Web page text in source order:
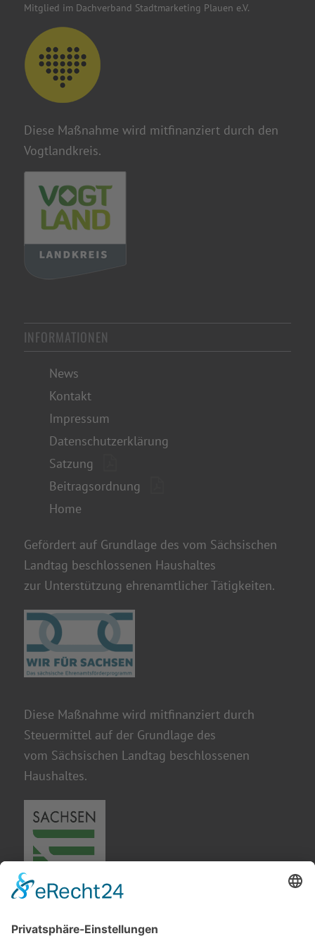
Mitglied im Dachverband Stadtmarketing Plauen e.V.
Diese Maßnahme wird mitfinanziert durch den
Vogtlandkreis.
INFORMATIONEN
News
Kontakt
Impressum
Datenschutzerklärung
Satzung
Beitragsordnung
Home
Gefördert auf Grundlage des vom Sächsischen
Landtag beschlossenen Haushaltes
zur Unterstützung ehrenamtlicher Tätigkeiten.
Diese Maßnahme wird mitfinanziert durch
Steuermittel auf der Grundlage des
vom Sächsischen Landtag beschlossenen
Haushaltes.